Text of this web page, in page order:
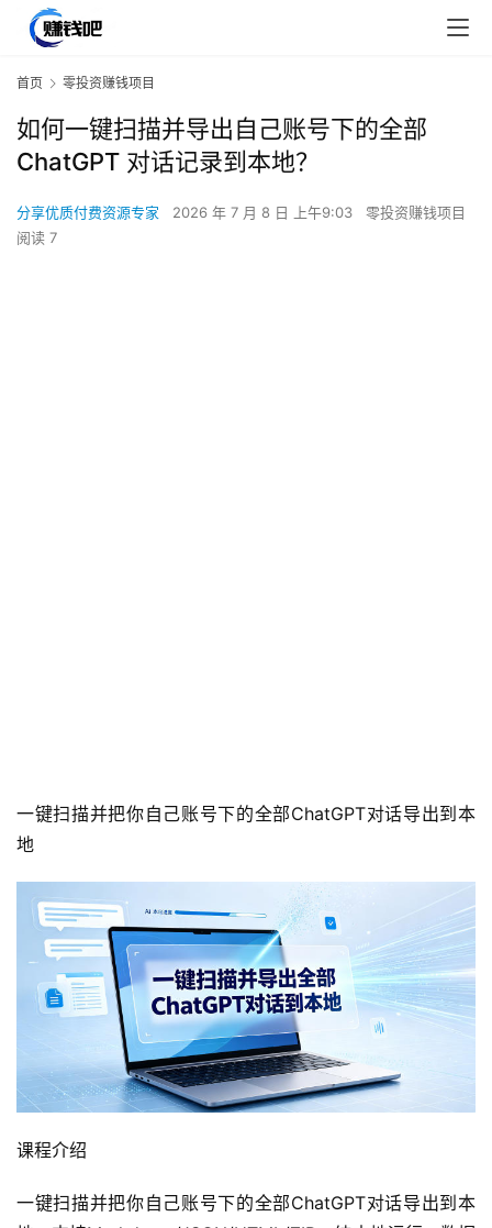
首页 零投资赚钱项目
如何一键扫描并导出自己账号下的全部
ChatGPT 对话记录到本地？
分享优质付费资源专家 2026 年 7 月 8 日 上午9:03
零投资赚钱项目
阅读 7
一键扫描并把你自己账号下的全部ChatGPT对话导出到本
地
课程介绍
一键扫描并把你自己账号下的全部ChatGPT对话导出到本